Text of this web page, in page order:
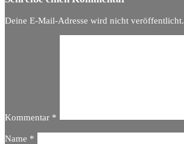
Deine E-Mail-Adresse wird nicht veröffentlicht.
Kommentar *
Name *